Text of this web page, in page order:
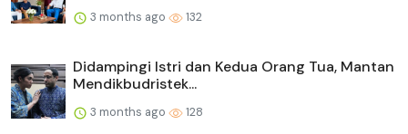
3 months ago 132
Didampingi Istri dan Kedua Orang Tua, Mantan
Mendikbudristek...
3 months ago 128